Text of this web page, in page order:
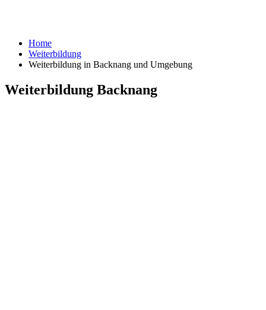
Home
Weiterbildung
Weiterbildung in Backnang und Umgebung
Weiterbildung Backnang